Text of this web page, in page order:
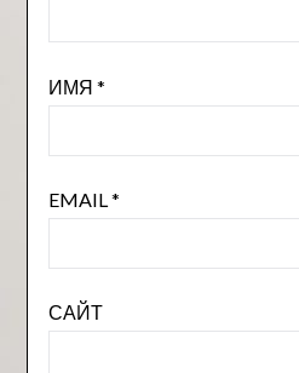
ИМЯ *
EMAIL *
САЙТ